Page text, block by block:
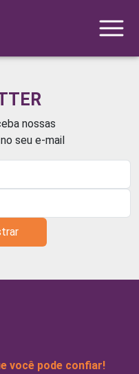
nossas
seu e-mail
você pode confiar!